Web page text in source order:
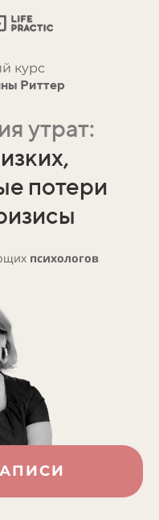
курс
Риттер
утрат:
потери
психологов